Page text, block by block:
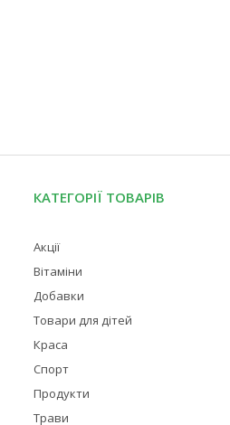
КАТЕГОРІЇ ТОВАРІВ
Акції
Вітаміни
Добавки
Товари для дітей
Краса
Спорт
Продукти
Трави